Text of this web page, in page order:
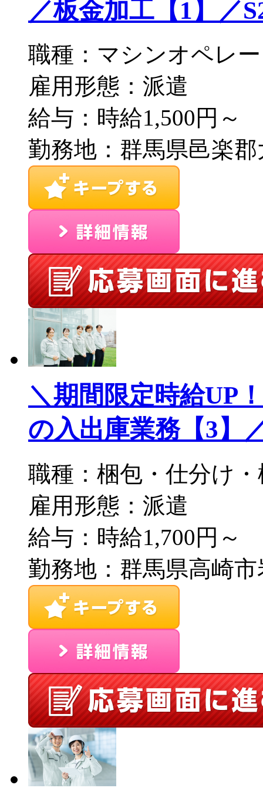
／板金加工【1】／
職種：マシンオペレ
雇用形態：派遣
給与：時給1,500円～
勤務地：群馬県邑楽
＼期間限定時給UP
の入出庫業務【3】
職種：梱包・仕分け
雇用形態：派遣
給与：時給1,700円～
勤務地：群馬県高崎